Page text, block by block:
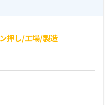
押し/工場/製造